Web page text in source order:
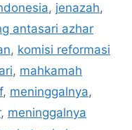
, jenazah,
antasari azhar
, komisi reformasi
, mahkamah
, meninggalnya,
, meninggalnya